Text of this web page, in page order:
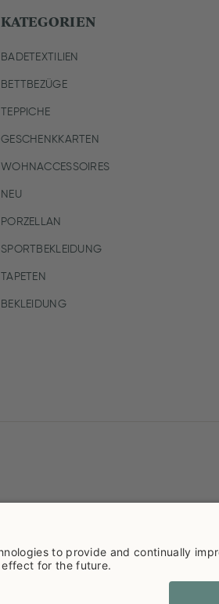
KATEGORIEN
BADETEXTILIEN
BETTBEZÜGE
TEPPICHE
GESCHENKKARTEN
WOHNACCESSOIRES
NEU
PORZELLAN
SPORTBEKLEIDUNG
TAPETEN
BEKLEIDUNG